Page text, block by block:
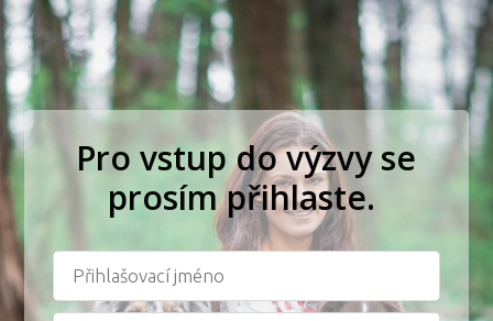
Pro vstup do výzvy se
prosím přihlaste.